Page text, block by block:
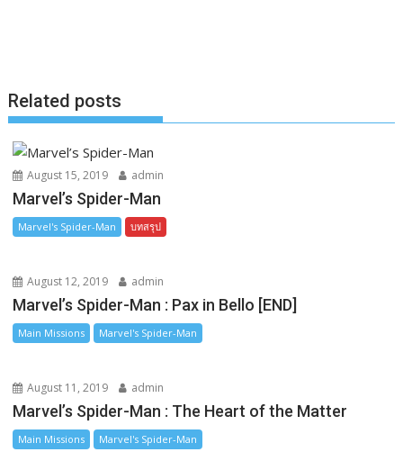
k
e
r
Related posts
August 15, 2019 admin
Marvel’s Spider-Man
Marvel's Spider-Man บทสรุป
August 12, 2019 admin
Marvel’s Spider-Man : Pax in Bello [END]
Main Missions Marvel's Spider-Man
August 11, 2019 admin
Marvel’s Spider-Man : The Heart of the Matter
Main Missions Marvel's Spider-Man